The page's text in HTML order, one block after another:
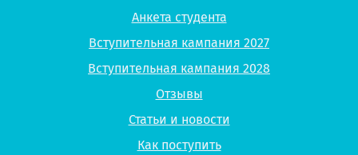
Анкета студента
Вступительная кампания 2027
Вступительная кампания 2028
Отзывы
Статьи и новости
Как поступить